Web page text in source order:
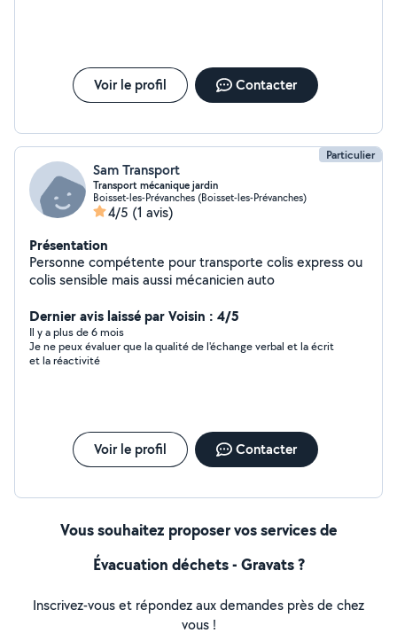
Voir le profil Contacter
Particulier
Sam Transport
Transport mécanique jardin
Boisset-les-Prévanches (Boisset-les-Prévanches)
4/5 (1 avis)
Présentation
Personne compétente pour transporte colis express ou
colis sensible mais aussi mécanicien auto
Dernier avis laissé par Voisin : 4/5
Il y a plus de 6 mois
Je ne peux évaluer que la qualité de l'échange verbal et la écrit
et la réactivité
Voir le profil Contacter
Vous souhaitez proposer vos services de
Évacuation déchets - Gravats ?
Inscrivez-vous et répondez aux demandes près de chez
vous !